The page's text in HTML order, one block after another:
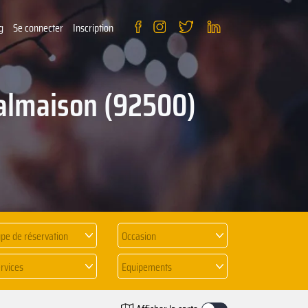
Se connecter Inscription
(92500)
de réservation
Occasion
Equipements